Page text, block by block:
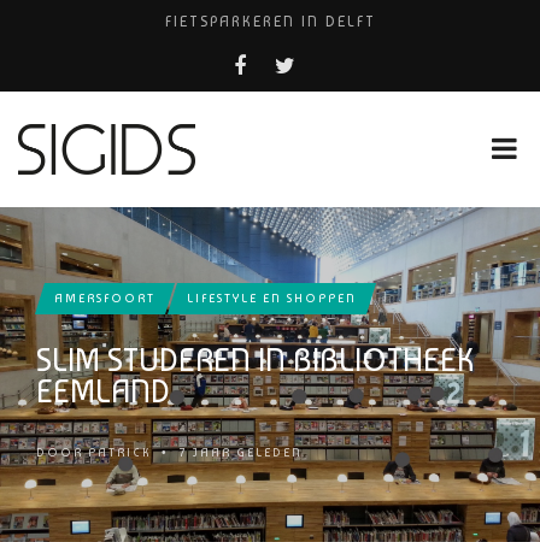
FIETSPARKEREN IN DELFT
PIZZERIA POMPEÏ ￼
BELEEF DE MAGIE VAN FILM BIJ KINEPOLIS
AMERSFOORT LIFESTYLE EN SHOPPEN
SLIM STUDEREN IN BIBLIOTHEEK
EEMLAND
DOORPATRICK •7 JAAR GELEDEN